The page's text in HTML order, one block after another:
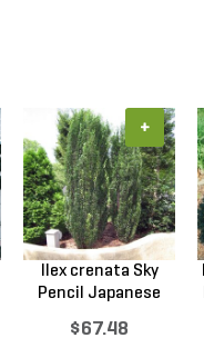
Ilex crenata Sky
Pencil Japanese
$67.48
+